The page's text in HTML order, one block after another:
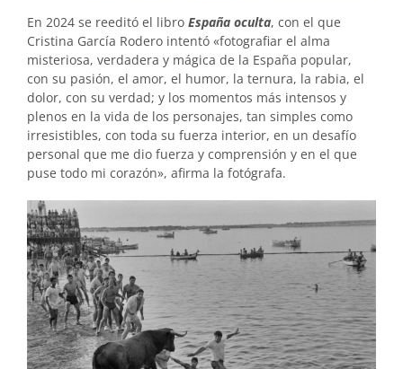
En 2024 se reeditó el libro España oculta, con el que
Cristina García Rodero intentó «fotografiar el alma
misteriosa, verdadera y mágica de la España popular,
con su pasión, el amor, el humor, la ternura, la rabia, el
dolor, con su verdad; y los momentos más intensos y
plenos en la vida de los personajes, tan simples como
irresistibles, con toda su fuerza interior, en un desafío
personal que me dio fuerza y comprensión y en el que
puse todo mi corazón», afirma la fotógrafa.